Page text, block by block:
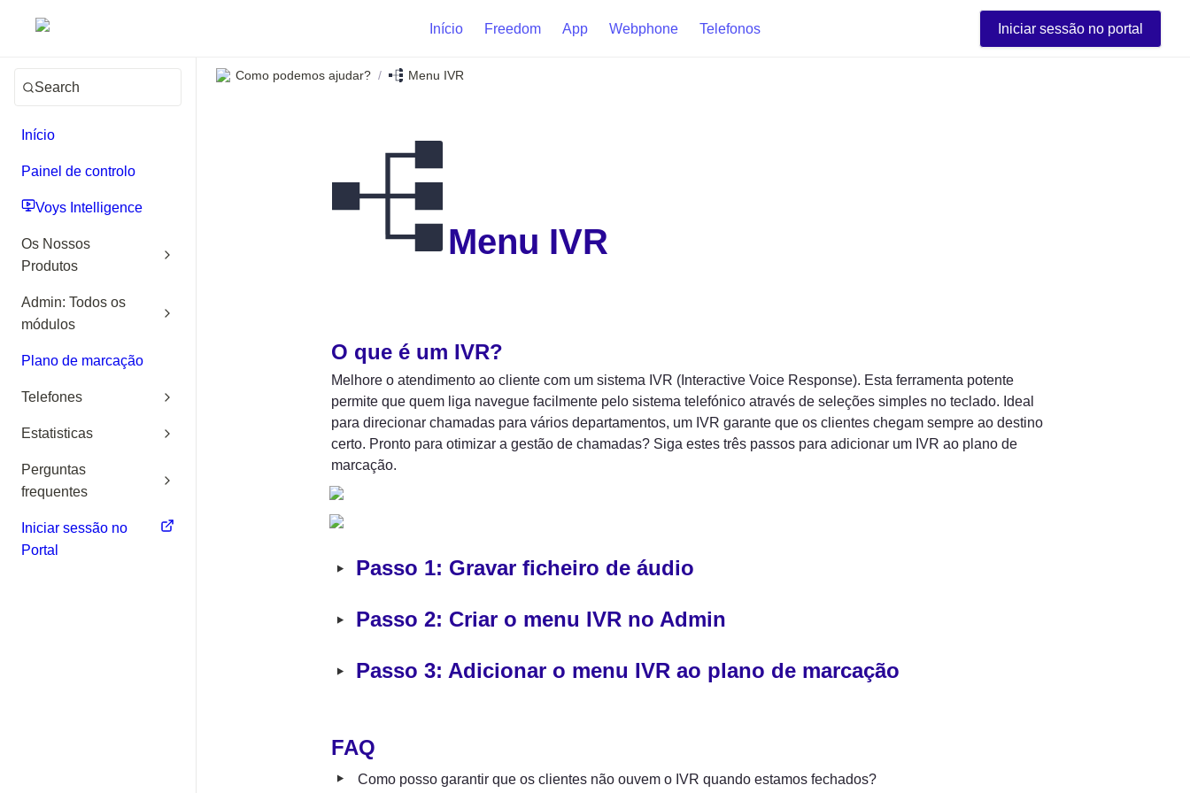
Início Freedom App Webphone Telefonos Iniciar sessão no portal
Search
Início
Painel de controlo
Voys Intelligence
Os Nossos
Produtos
Admin: Todos os
módulos
Plano de marcação
Telefones
Estatisticas
Perguntas
frequentes
Iniciar sessão no
Portal
Como podemos ajudar? / Menu IVR
Menu IVR
O que é um IVR?
Melhore o atendimento ao cliente com um sistema IVR (Interactive Voice Response). Esta ferramenta potente
permite que quem liga navegue facilmente pelo sistema telefónico através de seleções simples no teclado. Ideal
para direcionar chamadas para vários departamentos, um IVR garante que os clientes chegam sempre ao destino
certo. Pronto para otimizar a gestão de chamadas? Siga estes três passos para adicionar um IVR ao plano de
marcação.
‣ Passo 1: Gravar ficheiro de áudio
‣ Passo 2: Criar o menu IVR no Admin
‣ Passo 3: Adicionar o menu IVR ao plano de marcação
FAQ
‣ Como posso garantir que os clientes não ouvem o IVR quando estamos fechados?